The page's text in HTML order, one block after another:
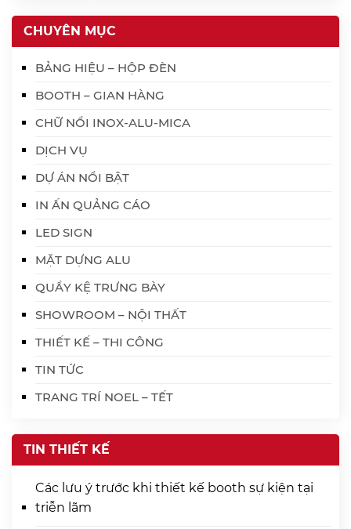
CHUYÊN MỤC
BẢNG HIỆU – HỘP ĐÈN
BOOTH – GIAN HÀNG
CHỮ NỔI INOX-ALU-MICA
DỊCH VỤ
DỰ ÁN NỔI BẬT
IN ẤN QUẢNG CÁO
LED SIGN
MẶT DỰNG ALU
QUẦY KỆ TRƯNG BÀY
SHOWROOM – NỘI THẤT
THIẾT KẾ – THI CÔNG
TIN TỨC
TRANG TRÍ NOEL – TẾT
TIN THIẾT KẾ
Các lưu ý trước khi thiết kế booth sự kiện tại
triễn lãm